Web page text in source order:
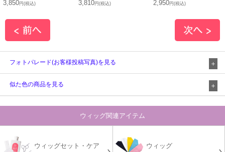
3,850円(税込) 3,810円(税込) 2,950円(税込)
フォトパレード(お客様投稿写真)を見る
似た色の商品を見る
ウィッグ関連アイテム
ウィッグセット・ケア
ウィッグ